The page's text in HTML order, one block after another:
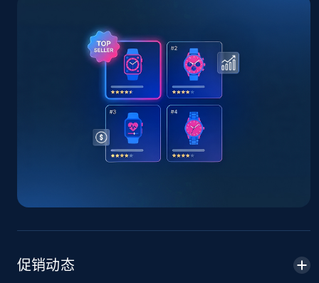
URL, Title, Available, Description, Currency, Initial
price, Final price, Discount percent, and more.
667+ 立即开始
TikTok Shop - discover records by shop url
促销动态